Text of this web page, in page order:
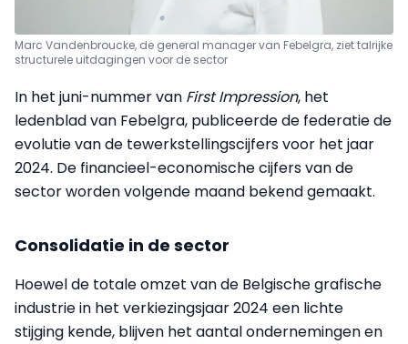
Marc Vandenbroucke, de general manager van Febelgra, ziet talrijke
structurele uitdagingen voor de sector
In het juni-nummer van First Impression, het
ledenblad van Febelgra, publiceerde de federatie de
evolutie van de tewerkstellingscijfers voor het jaar
2024. De financieel-economische cijfers van de
sector worden volgende maand bekend gemaakt.
Consolidatie in de sector
Hoewel de totale omzet van de Belgische grafische
industrie in het verkiezingsjaar 2024 een lichte
stijging kende, blijven het aantal ondernemingen en